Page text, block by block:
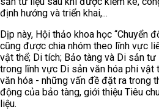
định hướng và triển khai,...
Dịp này, Hội thảo khoa học “Chuyển
cũng được chia nhóm theo lĩnh vực
vật thể; Di tích; Bảo tàng và Di sản
trong lĩnh vực Di sản văn hóa phi vật
văn hóa - những vấn đề đặt ra trong
động của bảo tàng, giới thiệu Tiêu
liệu.